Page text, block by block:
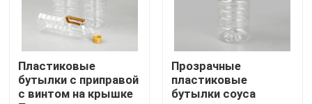
Ролики
VR - шоу
Пластиковые
бутылки с приправой
с винтом на крышке
Прозрачные
пластиковые
бутылки соуса